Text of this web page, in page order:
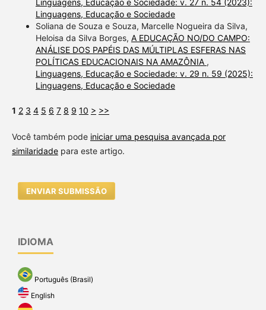
Linguagens, Educação e Sociedade: v. 27 n. 54 (2023):
Linguagens, Educação e Sociedade
Soliana de Souza e Souza, Marcelle Nogueira da Silva,
Heloisa da Silva Borges, A EDUCAÇÃO NO/DO CAMPO:
ANÁLISE DOS PAPÉIS DAS MÚLTIPLAS ESFERAS NAS
POLÍTICAS EDUCACIONAIS NA AMAZÔNIA ,
Linguagens, Educação e Sociedade: v. 29 n. 59 (2025):
Linguagens, Educação e Sociedade
1 2 3 4 5 6 7 8 9 10 > >>
Você também pode iniciar uma pesquisa avançada por
similaridadepara este artigo.
ENVIAR SUBMISSÃO
IDIOMA
Português (Brasil)
English